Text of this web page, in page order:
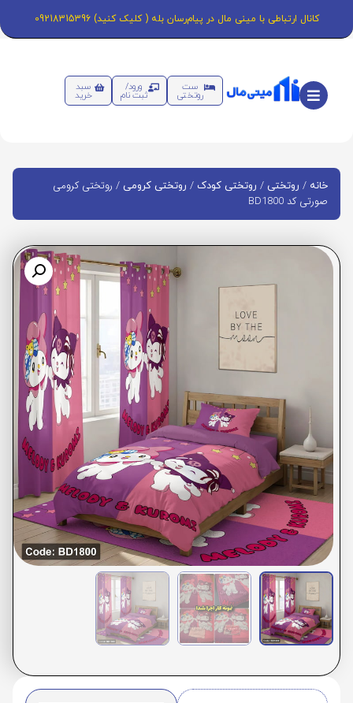
کانال ارتباطی با مینی مال در پیام‌رسان بله ( کلیک کنید) 09218315396
ست
روتختی
ورود/
ثبت نام
سبد
خرید
خانه / روتختی / روتختی کودک / روتختی کرومی / روتختی کرومی
صورتی کد BD1800